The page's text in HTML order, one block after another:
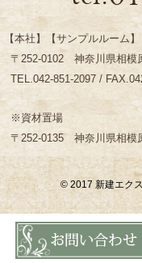
【本社】【サンプルルーム】
〒252-0102 神奈川県相模
TEL.042-851-2097 /
※資材置場
〒252-0135 神奈川県相模
© 2017 新建エク